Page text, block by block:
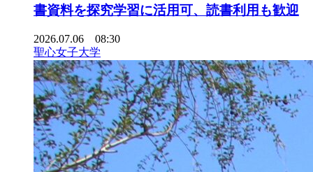
書資料を探究学習に活用可、読書利用も歓迎
2026.07.06 08:30
聖心女子大学